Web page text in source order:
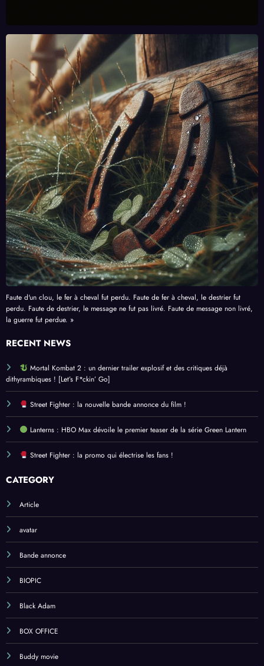
Faute d'un clou, le fer à cheval fut perdu. Faute de fer à cheval, le destrier fut
perdu. Faute de destrier, le message ne fut pas livré. Faute de message non livré,
la guerre fut perdue. »
RECENT NEWS
Mortal Kombat 2 : un dernier trailer explosif et des critiques déjà
dithyrambiques ! [Let’s F*ckin’ Go]
Street Fighter : la nouvelle bande annonce du film !
Lanterns : HBO Max dévoile le premier teaser de la série Green Lantern
Street Fighter : la promo qui électrise les fans !
CATEGORY
Article
avatar
Bande annonce
BIOPIC
Black Adam
BOX OFFICE
Buddy movie